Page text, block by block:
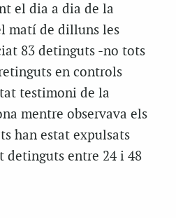
el dia a dia de la
matí de dilluns les
83 detinguts -no tots
en controls
testimoni de la
mentre observava els
han estat expulsats
detinguts entre 24 i 48